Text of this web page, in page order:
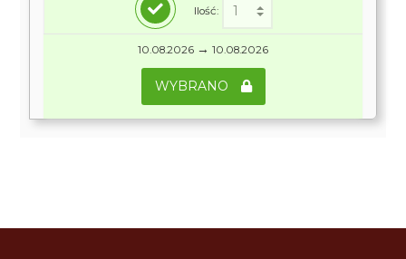
Ilość:
10.08.2026 → 10.08.2026
WYBRANO